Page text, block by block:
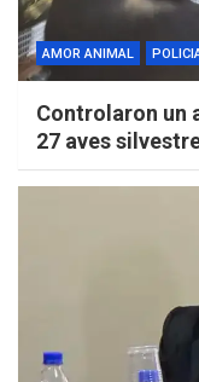
AMOR ANIMAL
Controlaron un
27 aves